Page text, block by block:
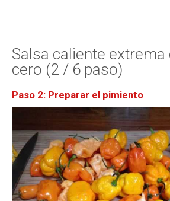
Salsa caliente extrema
cero (2 / 6 paso)
Paso 2: Preparar el pimiento